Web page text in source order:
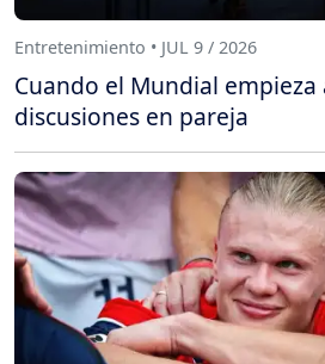
Entretenimiento • JUL 9 / 2026
Cuando el Mundial
discusiones en pareja